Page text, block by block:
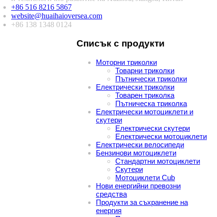
+86 516 8216 5867
website@huaihaioversea.com
+86 138 1348 0124
Списък с продукти
Моторни триколки
Товарни триколки
Пътнически триколки
Електрически триколки
Товарен триколка
Пътническа триколка
Електрически мотоциклети и
скутери
Електрически скутери
Електрически мотоциклети
Електрически велосипеди
Бензинови мотоциклети
Стандартни мотоциклети
Скутери
Мотоциклети Cub
Нови енергийни превозни
средства
Продукти за съхранение на
енергия